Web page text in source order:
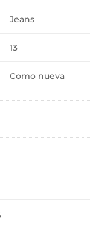
Jeans
13
Como nueva